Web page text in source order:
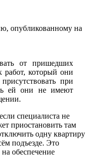
опубликованному на
от пришедших
работ, который они
при
ей они не имеют
специалиста не
приостановить там
одну квартиру
подъезде. Это
обеспечение